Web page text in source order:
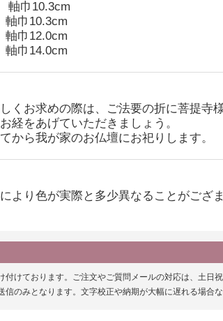
巾10.3cm
巾10.3cm
巾12.0cm
巾14.0cm
くお求めの際は、ご法要の折に菩提寺
経をあげていただきましょう。
から我が家のお仏壇にお祀りします。
より色が実際と多少異なることがござま
付けております。ご注文やご質問メールの対応は、土
のみとなります。文字校正や納期が大幅に遅れる場合